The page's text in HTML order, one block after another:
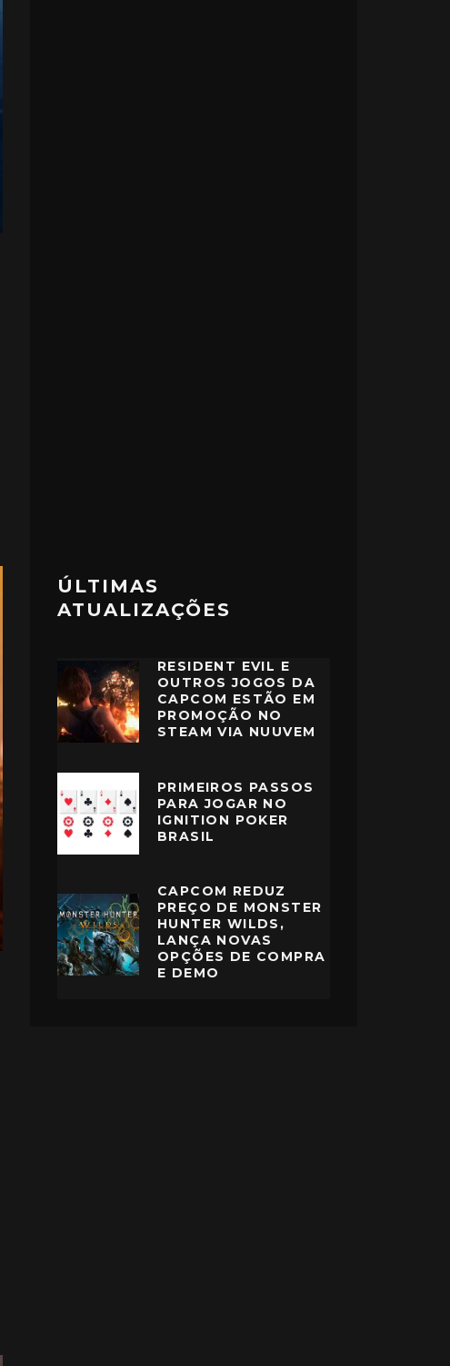
ÚLTIMAS
ATUALIZAÇÕES
RESIDENT EVIL E
OUTROS JOGOS DA
CAPCOM ESTÃO EM
PROMOÇÃO NO
STEAM VIA NUUVEM
PRIMEIROS PASSOS
PARA JOGAR NO
IGNITION POKER
BRASIL
CAPCOM REDUZ
PREÇO DE MONSTER
HUNTER WILDS,
LANÇA NOVAS
OPÇÕES DE COMPRA
E DEMO